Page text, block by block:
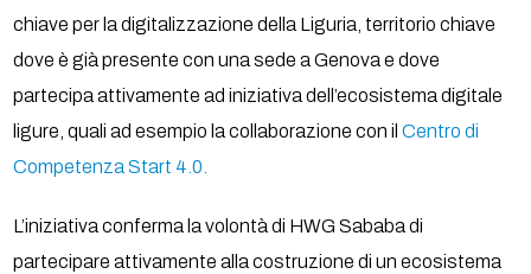
chiave per la digitalizzazione della Liguria, territorio chiave
dove è già presente con una sede a Genova e dove
partecipa attivamente ad iniziativa dell’ecosistema digitale
ligure, quali ad esempio la collaborazione con ilCentro di
Competenza Start 4.0.
L’iniziativa conferma la volontà di HWG Sababa di
partecipare attivamente alla costruzione di un ecosistema